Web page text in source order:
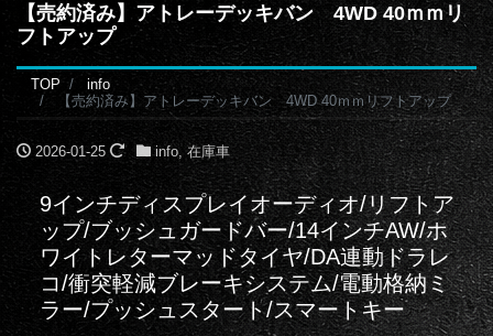
【売約済み】アトレーデッキバン 4WD 40ｍｍリ
フトアップ
TOP
info
【売約済み】アトレーデッキバン 4WD 40ｍｍリフトアップ
2026-01-25 info, 在庫車
9インチディスプレイオーディオ/リフトア
ップ/ブッシュガードバー/14インチAW/ホ
ワイトレターマッドタイヤ/DA連動ドラレ
コ/衝突軽減ブレーキシステム/電動格納ミ
ラー/プッシュスタート/スマートキー